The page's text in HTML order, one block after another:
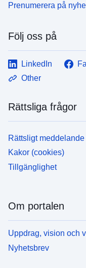
Prenumerera på
Följ oss på
LinkedIn
Other
Rättsliga frågor
Rättsligt meddelande
Kakor (cookies)
Tillgänglighet
Om portalen
Uppdrag, vision och
Nyhetsbrev